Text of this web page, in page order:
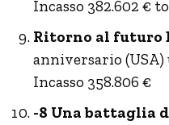
Incasso 382.602 €
Ritorno al futuro
anniversario (USA)
Incasso 358.806 €
-8 Una battaglia